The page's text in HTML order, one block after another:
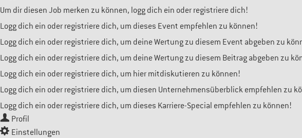
Um dir diesen Job merken zu können, logg dich ein oder registriere dich!
Logg dich ein oder registriere dich, um dieses Event empfehlen zu können!
Logg dich ein oder registriere dich, um deine Wertung zu diesem Event abgeben zu
Logg dich ein oder registriere dich, um deine Wertung zu diesem Beitrag abgeben zu
Logg dich ein oder registriere dich, um hier mitdiskutieren zu können!
Logg dich ein oder registriere dich, um diesen Unternehmensüberblick empfehlen zu
Logg dich ein oder registriere dich, um dieses Karriere-Special empfehlen zu können!
Profil
Einstellungen